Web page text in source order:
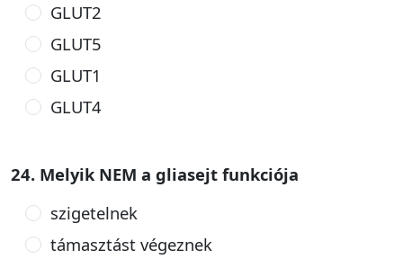
GLUT2
GLUT5
GLUT1
GLUT4
24. Melyik NEM a gliasejt funkciója
szigetelnek
támasztást végeznek